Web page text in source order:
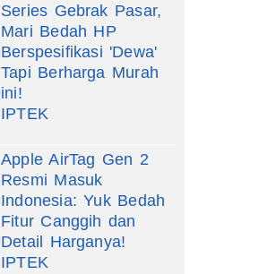
Series Gebrak Pasar,
Mari Bedah HP
Berspesifikasi 'Dewa'
Tapi Berharga Murah
ini!
IPTEK
Apple AirTag Gen 2
Resmi Masuk
Indonesia: Yuk Bedah
Fitur Canggih dan
Detail Harganya!
IPTEK